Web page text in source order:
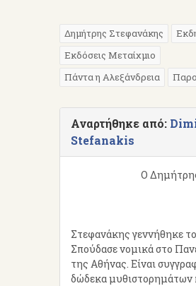
Δημήτρης Στεφανάκης
Εκδόσεις Μεταίχμιο
Πάντα η Αλεξάνδρεια
Αναρτήθηκε από:
Stefanakis
Ο
Στεφανάκης γεννήθηκε το
Σπούδασε νομικά στο
της Αθήνας. Είναι
δώδεκα μυθιστορημάτων